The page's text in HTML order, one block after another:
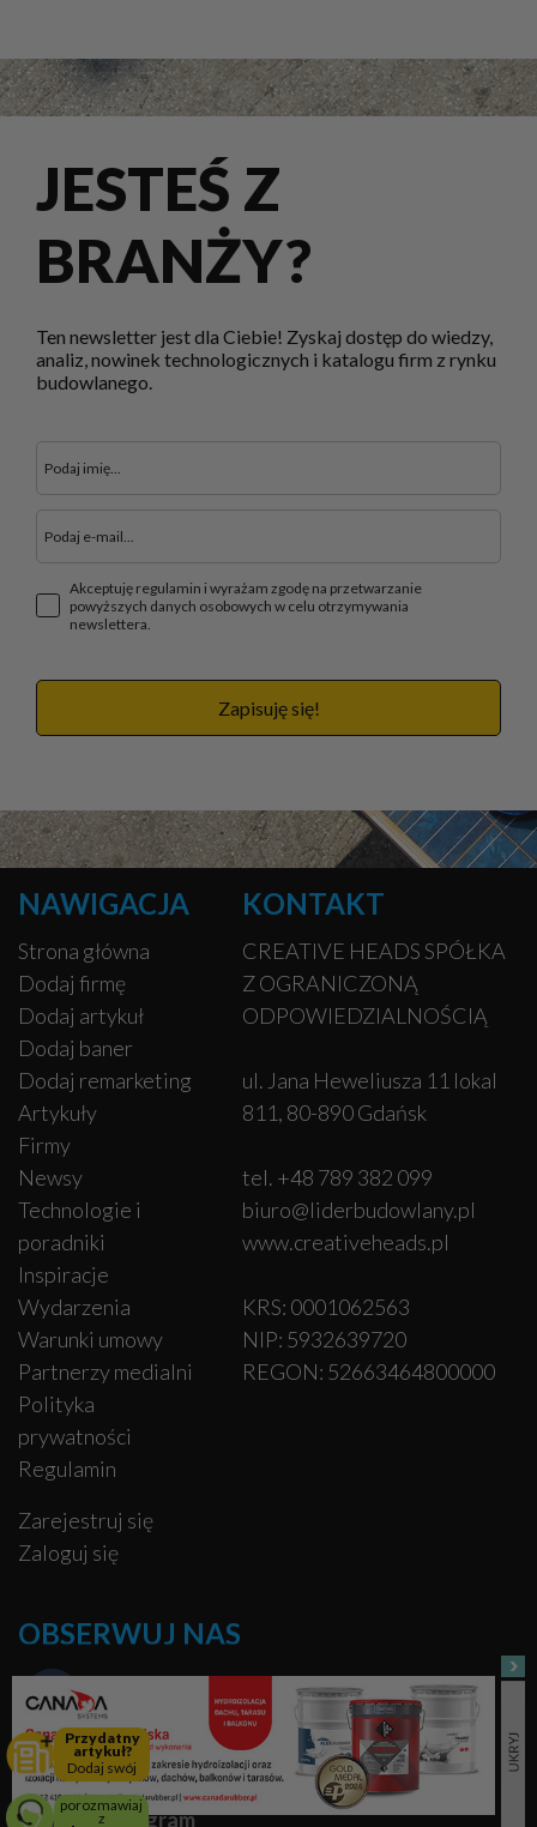
Przydatny
artykuł?
Dodaj swój
porozmawiaj
z
JESTEŚ Z
BRANŻY?
Ten newsletter jest dla Ciebie! Zyskaj dostęp do wiedzy,
analiz, nowinek technologicznych i katalogu firm z rynku
budowlanego.
Akceptuję regulamin i wyrażam zgodę na przetwarzanie
powyższych danych osobowych w celu otrzymywania
newslettera.
Zapisuję się!
NAWIGACJA
Strona główna
Dodaj firmę
Dodaj artykuł
Dodaj baner
Dodaj remarketing
Artykuły
Firmy
Newsy
Technologie i
poradniki
Inspiracje
Wydarzenia
Warunki umowy
Partnerzy medialni
Polityka
prywatności
Regulamin
Zarejestruj się
Zaloguj się
KONTAKT
CREATIVE HEADS SPÓŁKA
Z OGRANICZONĄ
ODPOWIEDZIALNOŚCIĄ
ul. Jana Heweliusza 11 lokal
811, 80-890 Gdańsk
tel. +48 789 382 099
biuro@liderbudowlany.pl
www.creativeheads.pl
KRS: 0001062563
NIP: 5932639720
REGON: 52663464800000
OBSERWUJ NAS
Facebook
Pinterest
Instagram